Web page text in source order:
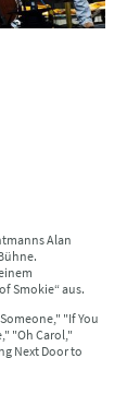
Alan
Smokie“ aus.
"If You
"Oh Carol,"
Next Door to